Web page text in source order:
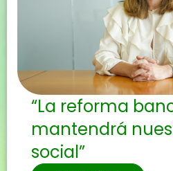
“La reforma
mantendrá
social”